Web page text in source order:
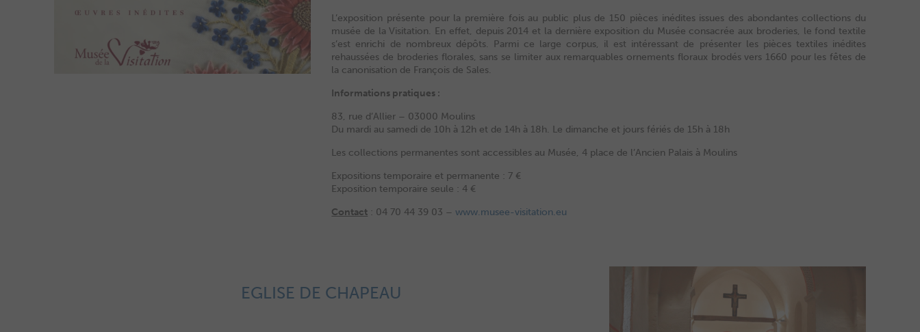
L’exposition présente pour la première fois au public plus de 150 pièces inédites issues des abondantes collections du
musée de la Visitation. En effet, depuis 2014 et la dernière exposition du Musée consacrée aux broderies, le fond textile
s’est enrichi de nombreux dépôts. Parmi ce large corpus, il est intéressant de présenter les pièces textiles inédites
rehaussées de broderies florales, sans se limiter aux remarquables ornements floraux brodés vers 1660 pour les fêtes de
la canonisation de François de Sales.
Informations pratiques :
83, rue d’Allier – 03000 Moulins
Du mardi au samedi de 10h à 12h et de 14h à 18h. Le dimanche et jours fériés de 15h à 18h
Les collections permanentes sont accessibles au Musée, 4 place de l’Ancien Palais à Moulins
Expositions temporaire et permanente : 7 €
Exposition temporaire seule : 4 €
Contact : 04 70 44 39 03 –www.musee-visitation.eu
EGLISE DE CHAPEAU